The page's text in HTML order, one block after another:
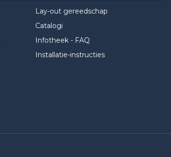
Lay-out gereedschap
Catalogi
Infotheek - FAQ
Installatie-instructies